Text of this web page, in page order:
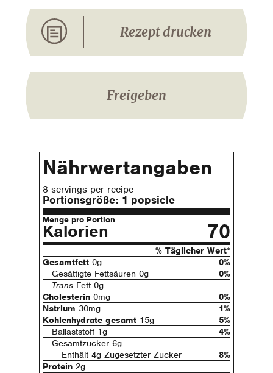
Rezept drucken
Freigeben
Nährwertangaben
8 servings per recipe
Portionsgröße: 1 popsicle
Menge pro Portion
Kalorien 70
% Täglicher Wert*
Gesamtfett 0g
0%
Gesättigte Fettsäuren 0g
0%
Trans Fett 0g
Cholesterin 0mg
0%
Natrium 30mg
1%
Kohlenhydrate gesamt 15g
5%
Ballaststoff 1g
4%
Gesamtzucker 6g
Enthält 4g Zugesetzter Zucker
8%
Protein 2g